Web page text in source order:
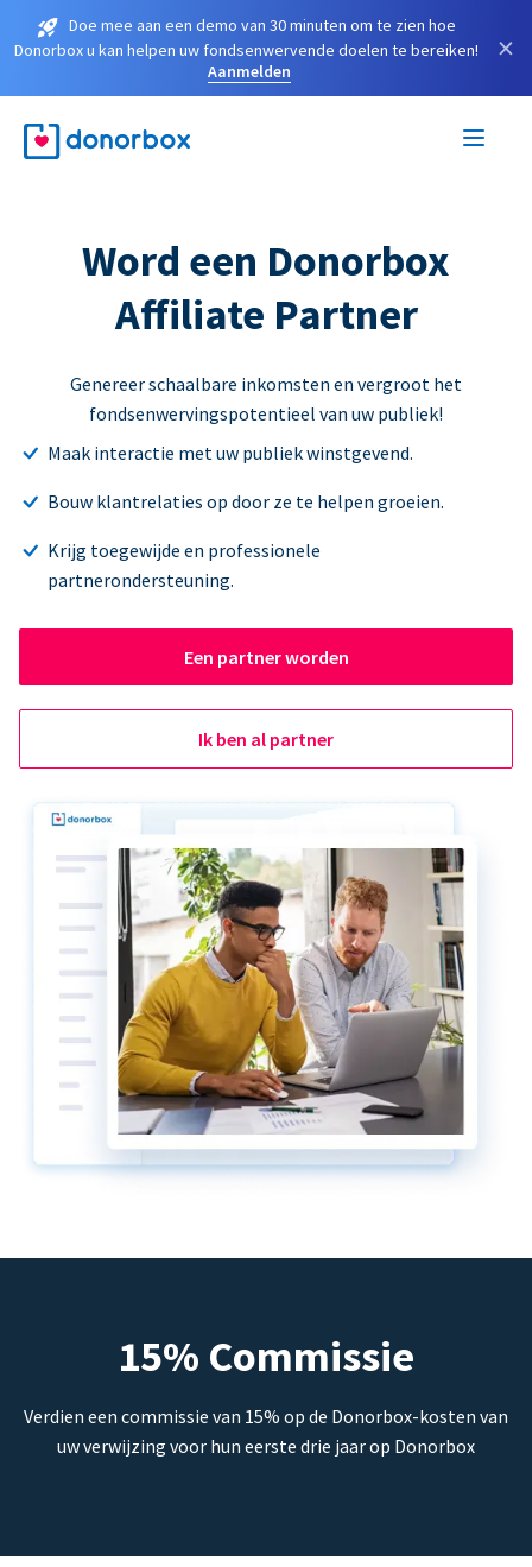
Doe mee aan een demo van 30 minuten om te zien hoe
Donorbox u kan helpen uw fondsenwervende doelen te bereiken!
Aanmelden
×
Word een Donorbox
Affiliate Partner
Genereer schaalbare inkomsten en vergroot het
fondsenwervingspotentieel van uw publiek!
Maak interactie met uw publiek winstgevend.
Bouw klantrelaties op door ze te helpen groeien.
Krijg toegewijde en professionele
partnerondersteuning.
Een partner worden
Ik ben al partner
15% Commissie
Verdien een commissie van 15% op de Donorbox-kosten van
uw verwijzing voor hun eerste drie jaar op Donorbox